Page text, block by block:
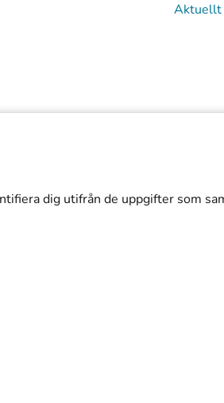
dig utifrån de uppgifter som
Aktuellt